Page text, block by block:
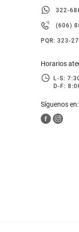
hogar
moda
deportes
322-
(606)
PQR: 323-
Horarios
L-S:
D-F:
Síguenos en: